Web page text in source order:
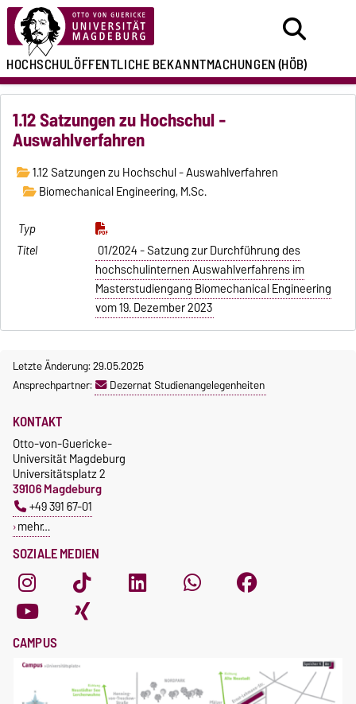
HOCHSCHULÖFFENTLICHEBEKANNTMACHUNGEN(HÖB)
1.12 Satzungen zu Hochschul -
Auswahlverfahren
1.12 Satzungen zu Hochschul - Auswahlverfahren
Biomechanical Engineering, M.Sc.
01/2024 - Satzung zur Durchführung des
hochschulinternen Auswahlverfahrens im
Masterstudiengang Biomechanical Engineering
vom 19. Dezember 2023
Letzte Änderung: 29.05.2025
Ansprechpartner:
Dezernat Studienangelegenheiten
SOZIALE MEDIEN
KONTAKT
Otto-von-Guericke-
Universität Magdeburg
Universitätsplatz 2
39106 Magdeburg
+49 391 67-01
mehr…
CAMPUS